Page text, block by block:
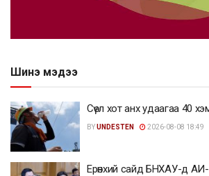
Шинэ мэдээ
Сөүл хот анх удаагаа 40
BYUNDESTEN 2026-08-08 18:49
Ерөнхий сайд БНХАУ-д